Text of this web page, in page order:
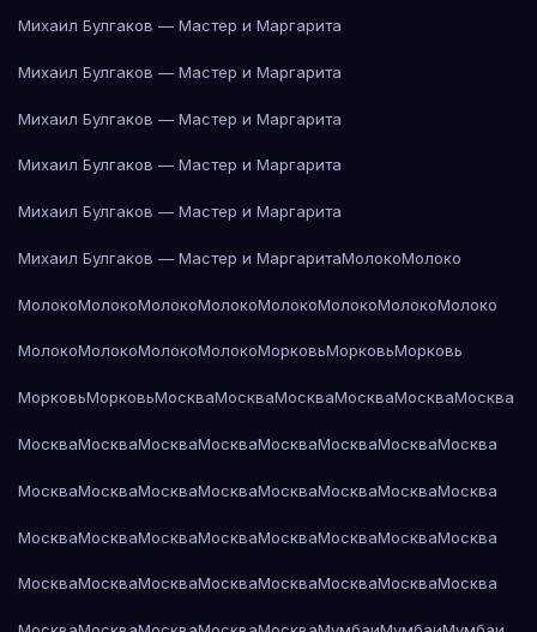
Михаил Булгаков — Мастер и Маргарита
Михаил Булгаков — Мастер и Маргарита
Михаил Булгаков — Мастер и Маргарита
Михаил Булгаков — Мастер и Маргарита
Михаил Булгаков — Мастер и Маргарита
Михаил Булгаков — Мастер и МаргаритаМолокоМолоко
МолокоМолокоМолокоМолокоМолокоМолокоМолокоМолоко
МолокоМолокоМолокоМолокоМорковьМорковьМорковь
МорковьМорковьМоскваМоскваМоскваМоскваМоскваМосква
МоскваМоскваМоскваМоскваМоскваМоскваМоскваМосква
МоскваМоскваМоскваМоскваМоскваМоскваМоскваМосква
МоскваМоскваМоскваМоскваМоскваМоскваМоскваМосква
МоскваМоскваМоскваМоскваМоскваМоскваМоскваМосква